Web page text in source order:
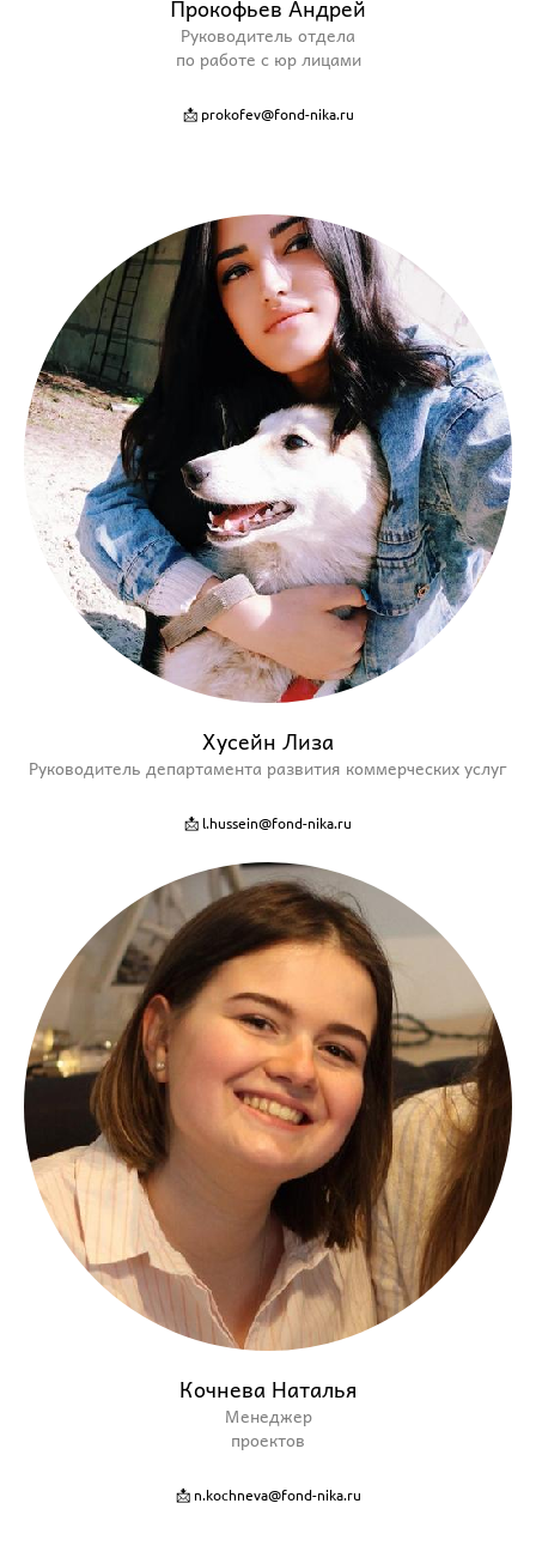
Прокофьев Андрей
Руководитель отдела
по работе с юр лицами
📩 prokofev@fond-nika.ru
Хусейн Лиза
Руководитель департамента развития коммерческих услуг
📩 l.hussein@fond-nika.ru
Кочнева Наталья
Менеджер
проектов
📩 n.kochneva@fond-nika.ru